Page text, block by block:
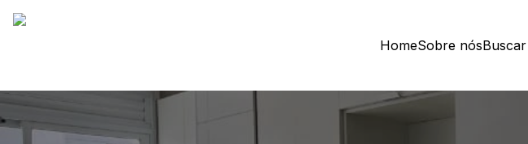
HomeSobre nós